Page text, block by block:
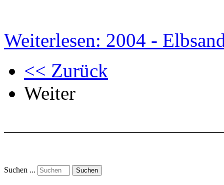
Weiterlesen: 2004 -
<< Zurück
Weiter
Suchen ... Suchen